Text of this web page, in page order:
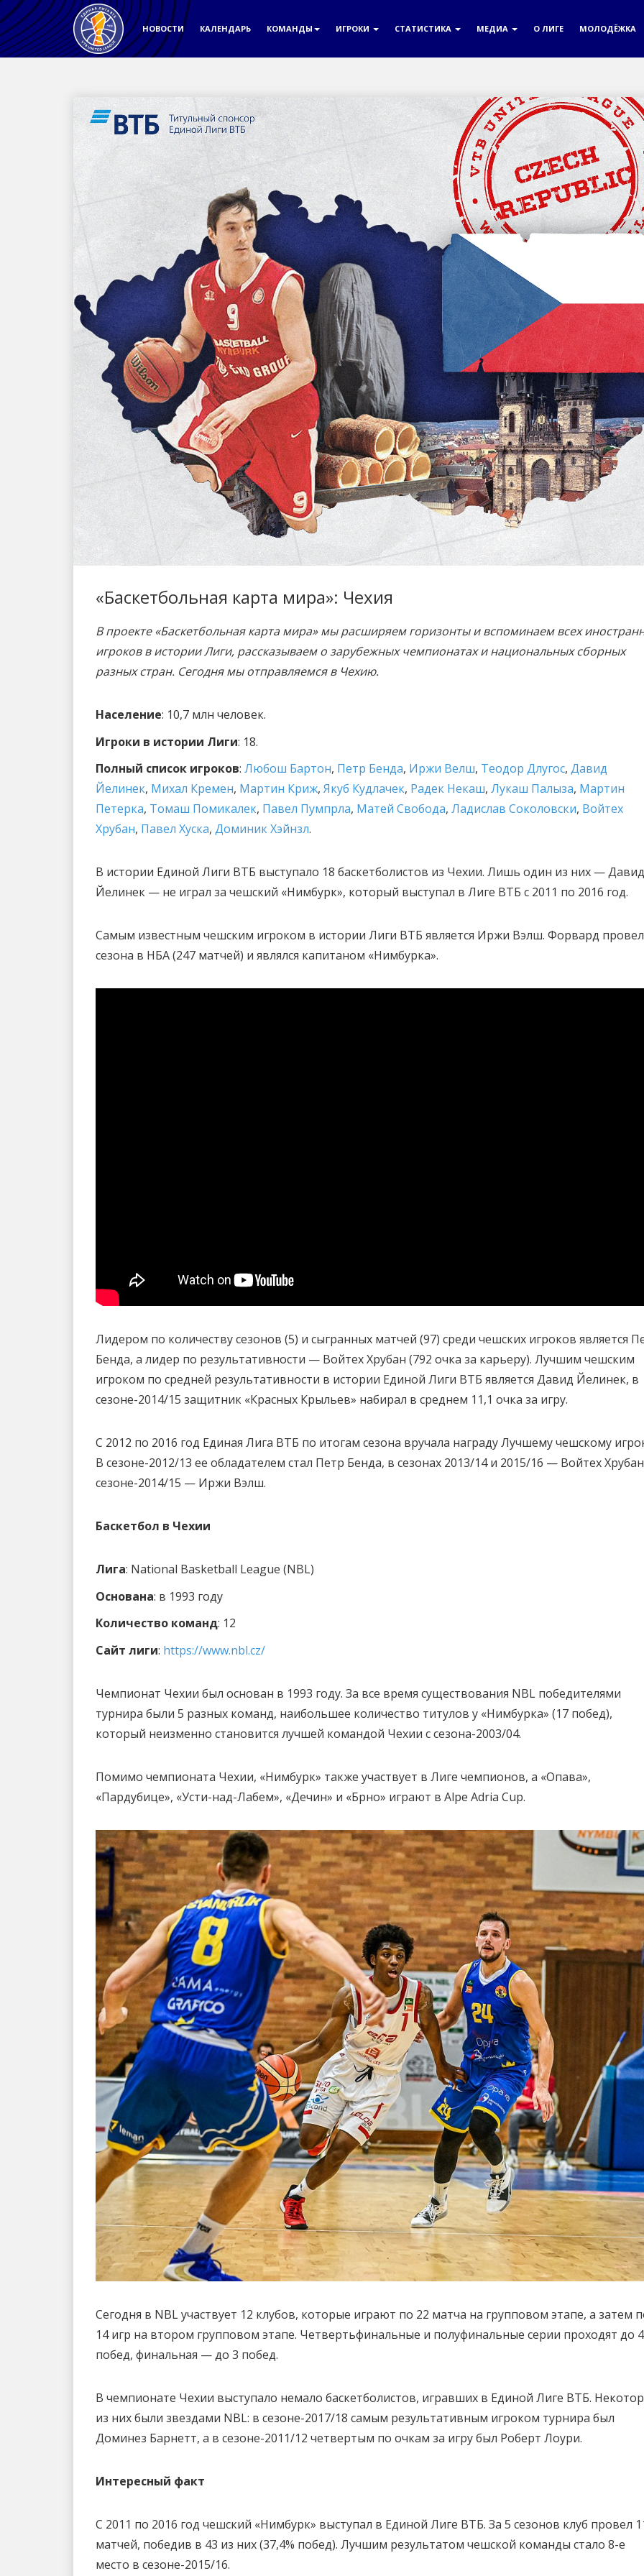
НОВОСТИ КАЛЕНДАРЬ КОМАНДЫ ИГРОКИ СТАТИСТИКА МЕДИА О ЛИГЕ МОЛОДЁЖКА
«Баскетбольная карта мира»: Чехия
В проекте «Баскетбольная карта мира» мы расширяем горизонты и вспоминаем всех
игроков в истории Лиги, рассказываем о зарубежных чемпионатах и национальных сборных
разных стран. Сегодня мы отправляемся в Чехию.
Население: 10,7 млн человек.
Игроки в истории Лиги: 18.
Полный список игроков: Любош Бартон, Петр Бенда, Иржи Велш, Теодор Длугос, Давид
Йелинек, Михал Кремен, Мартин Криж, Якуб Кудлачек, Радек Некаш, Лукаш Палыза, Мартин
Петерка, Томаш Помикалек, Павел Пумпрла, Матей Свобода, Ладислав Соколовски, Войтех
Хрубан, Павел Хуска, Доминик Хэйнзл.
В истории Единой Лиги ВТБ выступало 18 баскетболистов из Чехии. Лишь один из них — Давид
Йелинек — не играл за чешский «Нимбурк», который выступал в Лиге ВТБ с 2011 по 2016 год.
Самым известным чешским игроком в истории Лиги ВТБ является Иржи Вэлш. Форвард
сезона в НБА (247 матчей) и являлся капитаном «Нимбурка».
Лидером по количеству сезонов (5) и сыгранных матчей (97) среди чешских игроков является
Бенда, а лидер по результативности — Войтех Хрубан (792 очка за карьеру). Лучшим чешским
игроком по средней результативности в истории Единой Лиги ВТБ является Давид Йелинек, в
сезоне-2014/15 защитник «Красных Крыльев» набирал в среднем 11,1 очка за игру.
С 2012 по 2016 год Единая Лига ВТБ по итогам сезона вручала награду Лучшему чешскому
В сезоне-2012/13 ее обладателем стал Петр Бенда, в сезонах 2013/14 и 2015/16 — Войтех
сезоне-2014/15 — Иржи Вэлш.
Баскетбол в Чехии
Лига: National Basketball League (NBL)
Основана: в 1993 году
Количество команд: 12
Сайт лиги: https://www.nbl.cz/
Чемпионат Чехии был основан в 1993 году. За все время существования NBL победителями
турнира были 5 разных команд, наибольшее количество титулов у «Нимбурка» (17 побед),
который неизменно становится лучшей командой Чехии с сезона-2003/04.
Помимо чемпионата Чехии, «Нимбурк» также участвует в Лиге чемпионов, а «Опава»,
«Пардубице», «Усти-над-Лабем», «Дечин» и «Брно» играют в Alpe Adria Cup.
Сегодня в NBL участвует 12 клубов, которые играют по 22 матча на групповом этапе, а затем
14 игр на втором групповом этапе. Четвертьфинальные и полуфинальные серии проходят до 4
побед, финальная — до 3 побед.
В чемпионате Чехии выступало немало баскетболистов, игравших в Единой Лиге ВТБ.
из них были звездами NBL: в сезоне-2017/18 самым результативным игроком турнира был
Доминез Барнетт, а в сезоне-2011/12 четвертым по очкам за игру был Роберт Лоури.
Интересный факт
С 2011 по 2016 год чешский «Нимбурк» выступал в Единой Лиге ВТБ. За 5 сезонов клуб провел
матчей, победив в 43 из них (37,4% побед). Лучшим результатом чешской команды стало 8-е
место в сезоне-2015/16.